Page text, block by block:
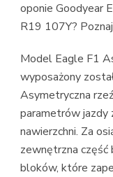
oponie Goodyear
R19 107Y?
Model Eagle F1
wyposażony
Asymetryczna
parametrów jazdy
nawierzchni. Za
zewnętrzna część
bloków, które